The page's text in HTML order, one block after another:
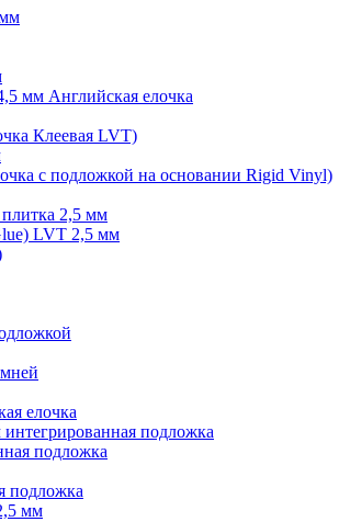
мм Английская елочка
Клеевая LVT)
с подложкой на основании Rigid Vinyl)
2,5 мм
LVT 2,5 мм
елочка
подложка
подложка
подложка
мм